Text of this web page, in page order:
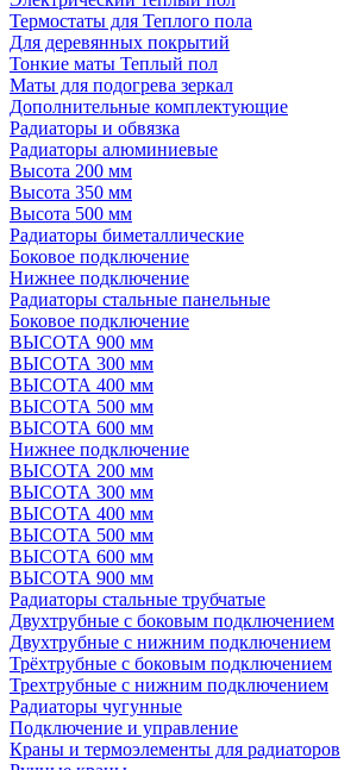
Термостаты для Теплого пола
Для деревянных покрытий
Тонкие маты Теплый пол
Маты для подогрева зеркал
Дополнительные комплектующие
Радиаторы и обвязка
Радиаторы алюминиевые
Высота 200 мм
Высота 350 мм
Высота 500 мм
Радиаторы биметаллические
Боковое подключение
Нижнее подключение
Радиаторы стальные панельные
Боковое подключение
ВЫСОТА 900 мм
ВЫСОТА 300 мм
ВЫСОТА 400 мм
ВЫСОТА 500 мм
ВЫСОТА 600 мм
Нижнее подключение
ВЫСОТА 200 мм
ВЫСОТА 300 мм
ВЫСОТА 400 мм
ВЫСОТА 500 мм
ВЫСОТА 600 мм
ВЫСОТА 900 мм
Радиаторы стальные трубчатые
Двухтрубные с боковым подключением
Двухтрубные с нижним подключением
Трёхтрубные с боковым подключением
Трехтрубные с нижним подключением
Радиаторы чугунные
Подключение и управление
Краны и термоэлементы для радиаторов